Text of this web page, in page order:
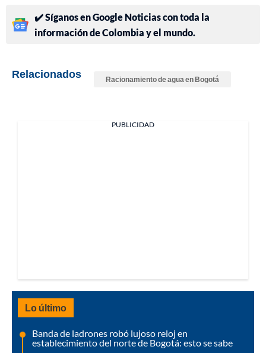
✔️ Síganos en Google Noticias con toda la
información de Colombia y el mundo.
Relacionados Racionamiento de agua en Bogotá
PUBLICIDAD
Lo último
Banda de ladrones robó lujoso reloj en
establecimiento del norte de Bogotá: esto se sabe